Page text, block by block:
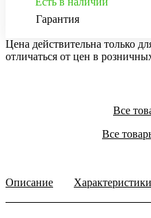
Гарантия
Цена действительна только
отличаться от цен в
Все
Все
Описание Характеристики